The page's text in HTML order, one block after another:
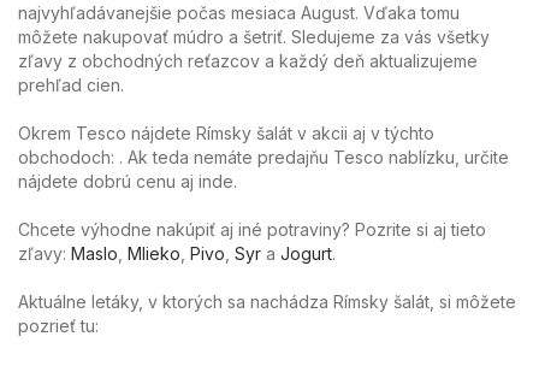
najvyhľadávanejšie počas mesiaca August. Vďaka tomu
môžete nakupovať múdro a šetriť. Sledujeme za vás všetky
zľavy z obchodných reťazcov a každý deň aktualizujeme
prehľad cien.
Okrem Tesco nájdete Rímsky šalát v akcii aj v týchto
obchodoch: . Ak teda nemáte predajňu Tesco nablízku, určite
nájdete dobrú cenu aj inde.
Chcete výhodne nakúpiť aj iné potraviny? Pozrite si aj tieto
zľavy: Maslo Mlieko Pivo Syr a Jogurt.
Aktuálne letáky, v ktorých sa nachádza Rímsky šalát, si môžete
pozrieť tu: